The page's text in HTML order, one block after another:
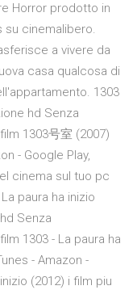
Horror prodotto in
su cinemalibero.
a vivere da
casa qualcosa di
1303
hd Senza
1303号室 (2007)
- Google Play,
cinema sul tuo pc
paura ha inizio
Senza
1303 - La paura ha
- Amazon -
(2012) i film piu